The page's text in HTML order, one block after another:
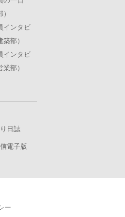
インタビ
築部）
インタビ
業部）
日誌
電子版
ー